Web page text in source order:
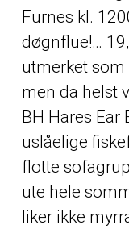
Furnes kl.
døgnflue!…
utmerket
men da helst
BH Hares Ear
uslåelige
flotte
ute hele
liker ikke